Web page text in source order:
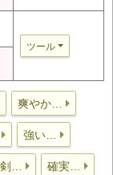
ツール
爽やか…
強い…
… 確実…